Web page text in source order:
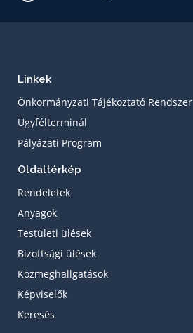
Linkek
Önkormányzati Tájékoztató Rendszer
Ügyfélterminál
Pályázati Program
Oldaltérkép
Rendeletek
Anyagok
Testületi ülések
Bizottsági ülések
Közmeghallgatások
Képviselők
Keresés